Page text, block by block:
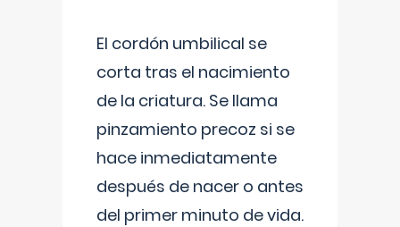
El cordón umbilical se
corta tras el nacimiento
de la criatura. Se llama
pinzamiento precoz si se
hace inmediatamente
después de nacer o antes
del primer minuto de vida.